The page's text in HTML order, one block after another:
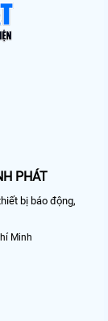
PHÁT
bị báo động,
Minh